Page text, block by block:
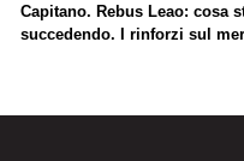
Capitano. Rebus Leao: cosa
succedendo. I rinforzi sul